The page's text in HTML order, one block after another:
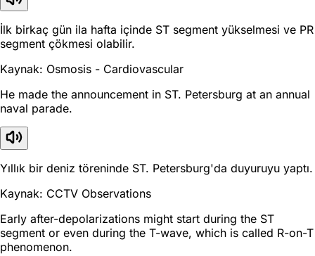
İlk birkaç gün ila hafta içinde ST segment yükselmesi ve PR
segment çökmesi olabilir.
Kaynak: Osmosis - Cardiovascular
He made the announcement in ST. Petersburg at an annual
naval parade.
Yıllık bir deniz töreninde ST. Petersburg'da duyuruyu yaptı.
Kaynak: CCTV Observations
Early after-depolarizations might start during the ST
segment or even during the T-wave, which is called R-on-T
phenomenon.